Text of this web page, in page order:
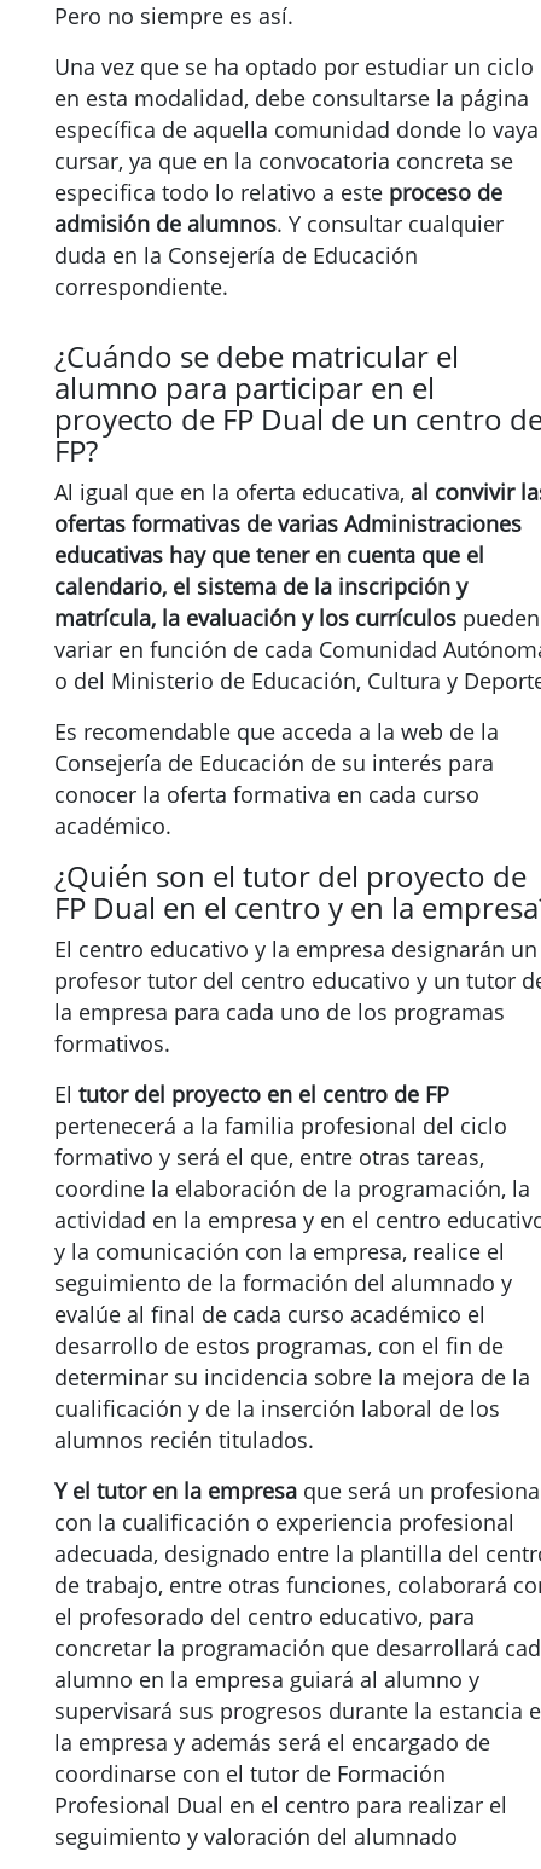
Pero no siempre es así.
Una vez que se ha optado por estudiar un ciclo
en esta modalidad, debe consultarse la página
específica de aquella comunidad donde lo
cursar, ya que en la convocatoria concreta se
especifica todo lo relativo a este proceso de
admisión de alumnos. Y consultar cualquier
duda en la Consejería de Educación
correspondiente.
¿Cuándo se debe matricular el
alumno para participar en el
proyecto de FP Dual de un centro
FP?
Al igual que en la oferta educativa, al convivir
ofertas formativas de varias Administraciones
educativas hay que tener en cuenta que el
calendario, el sistema de la inscripción y
matrícula, la evaluación y los currículos pueden
variar en función de cada Comunidad
o del Ministerio de Educación, Cultura y
Es recomendable que acceda a la web de la
Consejería de Educación de su interés para
conocer la oferta formativa en cada curso
académico.
¿Quién son el tutor del proyecto de
FP Dual en el centro y en la
El centro educativo y la empresa designarán un
profesor tutor del centro educativo y un tutor
la empresa para cada uno de los programas
formativos.
El tutor del proyecto en el centro de FP
pertenecerá a la familia profesional del ciclo
formativo y será el que, entre otras tareas,
coordine la elaboración de la programación, la
actividad en la empresa y en el centro
y la comunicación con la empresa, realice el
seguimiento de la formación del alumnado y
evalúe al final de cada curso académico el
desarrollo de estos programas, con el fin de
determinar su incidencia sobre la mejora de la
cualificación y de la inserción laboral de los
alumnos recién titulados.
Y el tutor en la empresa que será un
con la cualificación o experiencia profesional
adecuada, designado entre la plantilla del
de trabajo, entre otras funciones, colaborará
el profesorado del centro educativo, para
concretar la programación que desarrollará
alumno en la empresa guiará al alumno y
supervisará sus progresos durante la estancia
la empresa y además será el encargado de
coordinarse con el tutor de Formación
Profesional Dual en el centro para realizar el
seguimiento y valoración del alumnado